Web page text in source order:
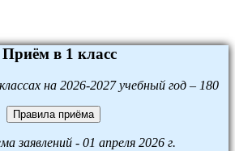
Приём в 1 класс
на 2026-2027 учебный год – 180
Правила приёма
заявлений - 01 апреля 2026 г.